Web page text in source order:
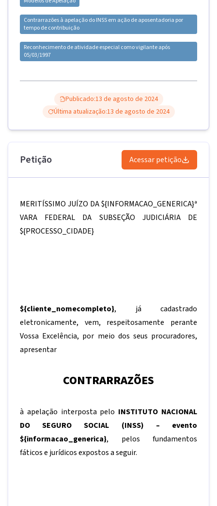
Contrarrazões à apelação do INSS em ação de aposentadoria por
tempo de contribuição
Reconhecimento de atividade especial como vigilante após
05/03/1997
Publicado:13 de agosto de 2024
Última atualização:13 de agosto de 2024
Petição Acessar petição
MERITÍSSIMO JUÍZO DA${INFORMACAO_GENERICA}ª
VARA FEDERAL DA SUBSEÇÃO JUDICIÁRIA DE
${PROCESSO_CIDADE}
${cliente_nomecompleto}, já cadastrado
eletronicamente, vem, respeitosamente perante
Vossa Excelência, por meio dos seus procuradores,
apresentar
CONTRARRAZÕES
à apelação interposta pelo INSTITUTO NACIONAL
DO SEGURO SOCIAL (INSS) – evento
${informacao_generica}, pelos fundamentos
fáticos e jurídicos expostos a seguir.